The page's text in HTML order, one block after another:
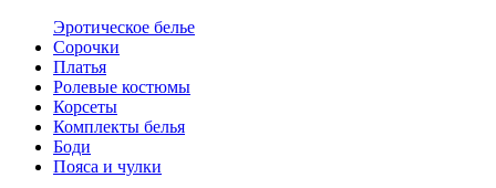
Эротическое белье
Сорочки
Платья
Ролевые костюмы
Корсеты
Комплекты белья
Боди
Пояса и чулки